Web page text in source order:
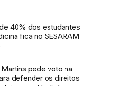
40% dos estudantes
fica no SESARAM
Martins pede voto na
defender os direitos